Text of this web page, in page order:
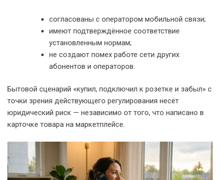
согласованы с оператором мобильной связи;
имеют подтверждённое соответствие
установленным нормам;
не создают помех работе сети других
абонентов и операторов.
Бытовой сценарий «купил, подключил к розетке и забыл» с
точки зрения действующего регулирования несёт
юридический риск — независимо от того, что написано в
карточке товара на маркетплейсе.